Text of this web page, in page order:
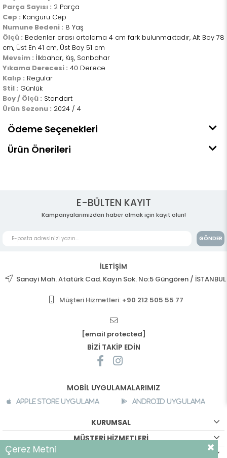
Parça Sayısı : 2 Parça
Cep : Kanguru Cep
Numune Bedeni : 8 Yaş
Ölçü : Bedenler arası ortalama 4 cm fark bulunmaktadır, Alt Boy 78
cm, Üst En 41 cm, Üst Boy 51 cm
Mevsim : İlkbahar, Kış, Sonbahar
Yıkama Derecesi : 40 Derece
Kalıp : Regular
Stil : Günlük
Boy / Ölçü : Standart
Ürün Sezonu : 2024 / 4
Ödeme Seçenekleri
Ürün Önerileri
E-BÜLTEN KAYIT
Kampanyalarımızdan haber almak için kayıt olun!
GÖNDER
İLETİŞİM
Sanayi Mah. Atatürk Cad. Kayın Sok. No:5 Güngören / İSTANBUL
Müşteri Hizmetleri: +90 212 505 55 77
[email protected]
BİZİ TAKİP EDİN
MOBİL UYGULAMALARIMIZ
Apple Store Uygulama Android Uygulama
KURUMSAL
MÜŞTERİ HİZMETLERİ
Çerez Metni